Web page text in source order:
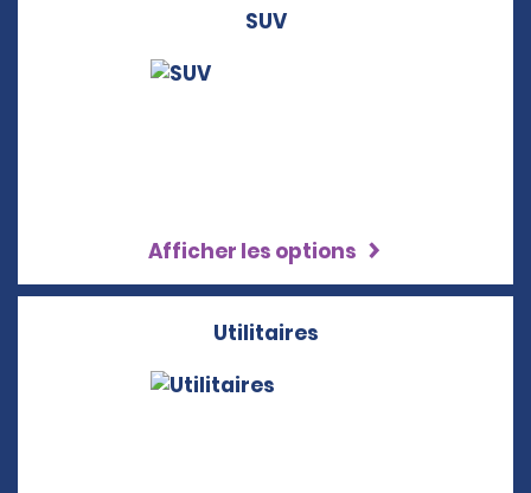
SUV
Afficher les options
Utilitaires